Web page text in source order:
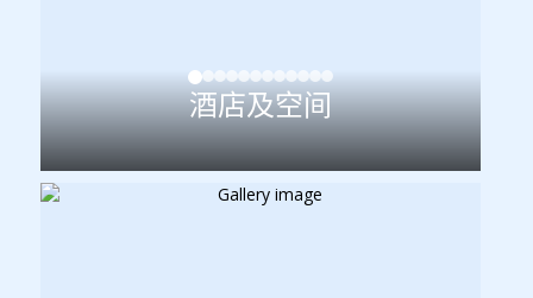
酒店及空间